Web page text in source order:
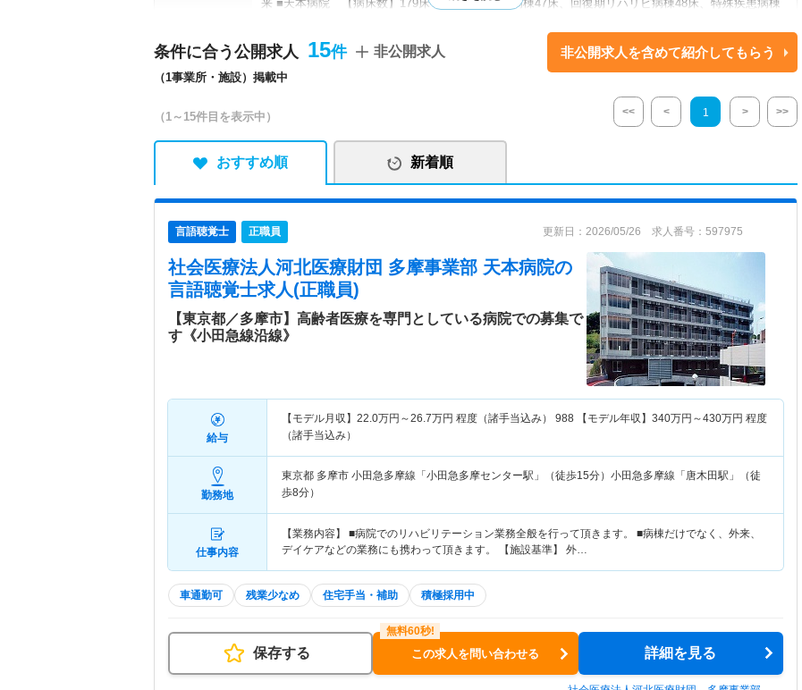
来 ■天本病院 【病床数】179床 地域包括ケア病棟47床、回復期リハリビ病棟48床、特殊疾患病棟
名・内ショートステイ用8床）【通所リハビリテーション】50名 ■電子カルテ：あり 【関連施設】 天
本病院／あいクリニック／あいクリニック中沢／あいクリニック平尾／あい介護老人保健施設／あい
訪問看護ステーション／あい訪問看護ステーション中沢／あい訪問看護ステーション平尾／ケアプラ
ンセンターあいクリニック／ケアプランセンターあいクリニック中沢／ケアプランセンターあいクリ
ニック平尾／あい看護小規模多機能施設ほたる／あい小規模多機能施設かりん・おきな・こもれび／
あいグループホーム天の川／あいグループホームどんぐり／あいフィットネスサロンさくら／多摩市
中部地域包括支援センター／多摩市中部高齢者見守り相談窓口／桜ヶ丘いきいき元気センター／あい
フレイル予防センター
病院情報補足 電子カルテ導入済み
特色
東京都多摩市、多摩丘陵の豊かな自然に囲まれ緑が多い環境にて、医療・介護を提供する社会医療法
人です。 昭和55年に「天本病院」開設。平成7年8月11日に医療法人財団を設立しました。 「病院」
「診療所」「介護老人保健施設」等を運営し、地域の医療・看護・介護を支えております。 また、平
成28年には、社会医療法人河北医療財団と合併し、この合併により、事業規模の拡大とサービス機能
の相互補完をしております。 『信頼と安心の創造』を理念とし、法人独自の『あいセーフティネッ
ト』を実践。今に言う、地域包括ケアシステムの先駆けとして実施しております。今後も『あいセー
フティネット』をさらに進化発展させ、地域に貢献していく法人です。 急速に変化している、高齢者
直しを行い、法人とともに自身が成長できる環境がございます。
条件に合う公開求人 15
（1事業所・施設）掲載中
非公開求人 非公開求人を含めて紹介してもらう
（1～15件目を表示中） << < 1 > >>
おすすめ順 新着順
言語聴覚士 正職員 更新日：2026/05/26 求人番号：597975
社会医療法人河北医療財団 多摩事業部 天本病院の
言語聴覚士求人(正職員)
【東京都／多摩市】高齢者医療を専門としている病院での募集で
す《小田急線沿線》
給与
【モデル月収】 22.0万円～26.7万円 程度（諸手当込み） 988 【モデル年収】 340万円～430万円 程度
（諸手当込み）
勤務地
東京都 多摩市 小田急多摩線「小田急多摩センター駅」（徒歩15分）小田急多摩線「唐木田駅」（徒
歩8分）
仕事内容
【業務内容】 ■病院でのリハビリテーション業務全般を行って頂きます。 ■病棟だけでなく、外来、
デイケアなどの業務にも携わって頂きます。 【施設基準】 外…
車通勤可 残業少なめ 住宅手当・補助 積極採用中
保存する この求人を問い合わせる 詳細を見る